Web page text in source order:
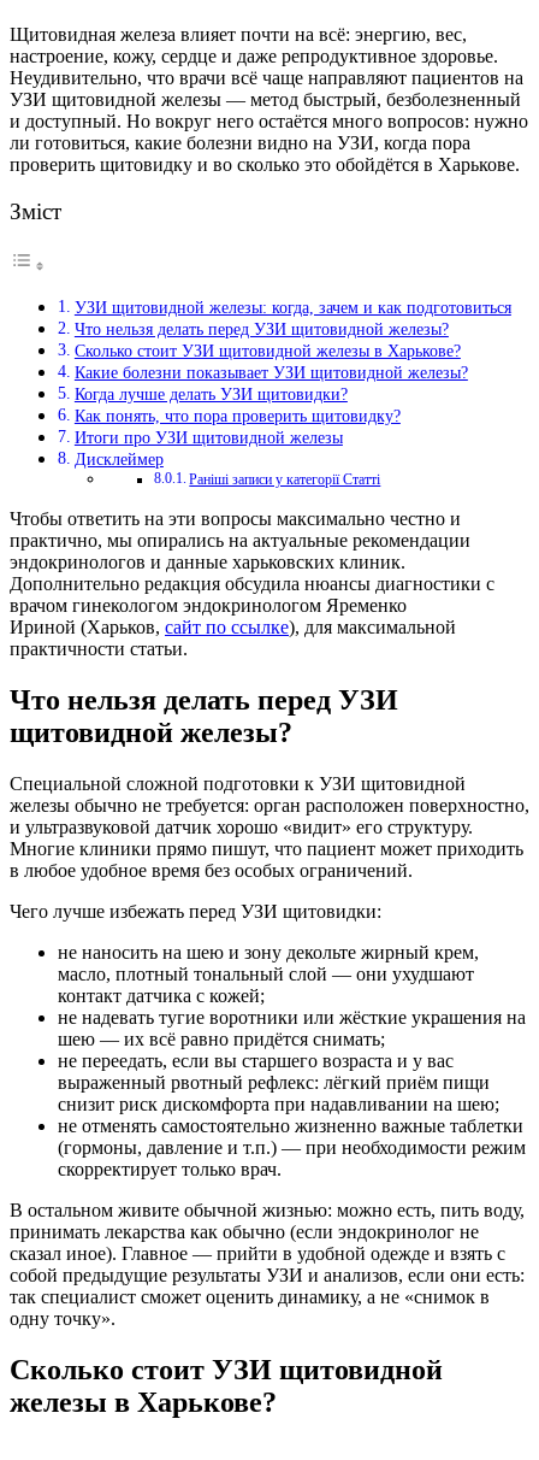
Щитовидная железа влияет почти на всё: энергию, вес,
настроение, кожу, сердце и даже репродуктивное здоровье.
Неудивительно, что врачи всё чаще направляют пациентов на
УЗИ щитовидной железы — метод быстрый, безболезненный
и доступный. Но вокруг него остаётся много вопросов: нужно
ли готовиться, какие болезни видно на УЗИ, когда пора
проверить щитовидку и во сколько это обойдётся в Харькове.
Зміст
УЗИ щитовидной железы: когда, зачем и как подготовиться
Что нельзя делать перед УЗИ щитовидной железы?
Сколько стоит УЗИ щитовидной железы в Харькове?
Какие болезни показывает УЗИ щитовидной железы?
Когда лучше делать УЗИ щитовидки?
Как понять, что пора проверить щитовидку?
Итоги про УЗИ щитовидной железы
Дисклеймер
Раніші записи у категорії Статті
Чтобы ответить на эти вопросы максимально честно и
практично, мы опирались на актуальные рекомендации
эндокринологов и данные харьковских клиник.
Дополнительно редакция обсудила нюансы диагностики с
врачом гинекологом эндокринологом Яременко
Ириной (Харьков, сайт по ссылке), для максимальной
практичности статьи.
Что нельзя делать перед УЗИ
щитовидной железы?
Специальной сложной подготовки к УЗИ щитовидной
железы обычно не требуется: орган расположен поверхностно,
и ультразвуковой датчик хорошо «видит» его структуру.
Многие клиники прямо пишут, что пациент может приходить
в любое удобное время без особых ограничений.
Чего лучше избежать перед УЗИ щитовидки:
не наносить на шею и зону декольте жирный крем,
масло, плотный тональный слой — они ухудшают
контакт датчика с кожей;
не надевать тугие воротники или жёсткие украшения на
шею — их всё равно придётся снимать;
не переедать, если вы старшего возраста и у вас
выраженный рвотный рефлекс: лёгкий приём пищи
снизит риск дискомфорта при надавливании на шею;
не отменять самостоятельно жизненно важные таблетки
(гормоны, давление и т.п.) — при необходимости режим
скорректирует только врач.
В остальном живите обычной жизнью: можно есть, пить воду,
принимать лекарства как обычно (если эндокринолог не
сказал иное). Главное — прийти в удобной одежде и взять с
собой предыдущие результаты УЗИ и анализов, если они есть:
так специалист сможет оценить динамику, а не «снимок в
одну точку».
Сколько стоит УЗИ щитовидной
железы в Харькове?